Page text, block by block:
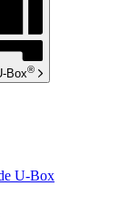
Box®
U-Box